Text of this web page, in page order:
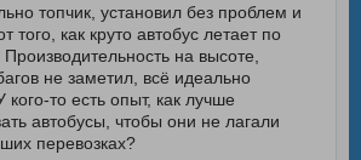
топчик, установил без проблем и
того, как круто автобус летает по
на высоте,
не заметил, всё идеально
кого-то есть опыт, как лучше
автобусы, чтобы они не лагали
перевозках?